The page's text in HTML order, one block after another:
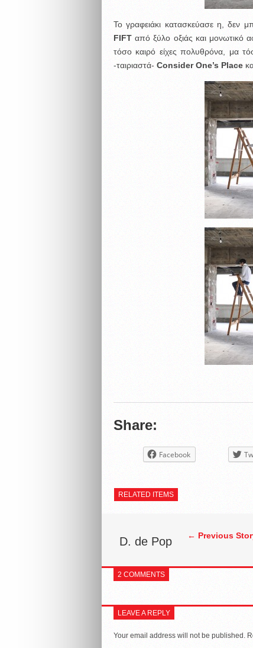
Το γραφειάκι κατασκεύασε η, δεν
FIFTαπό ξύλο οξιάς και μονωτικό
τόσο καιρό είχες πολυθρόνα, μα
-ταιριαστά- Consider One’s Place
Share:
Facebook
RELATED ITEMS
← Previous
D. de Pop
2 COMMENTS
LEAVE A REPLY
Your email address will not be published.